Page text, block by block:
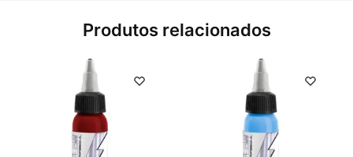
Produtos relacionados